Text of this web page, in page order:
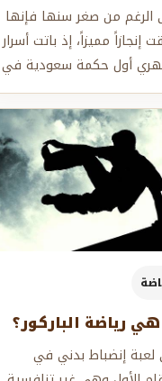
الرغم من صغر سنها فإنها
إنجازاً مميزاً، إذ باتت أسرار
أول حكمة سعودية في
الملاكمة التايلاندية، لتث...
رياضة الباركور؟
إنضباط بدني في